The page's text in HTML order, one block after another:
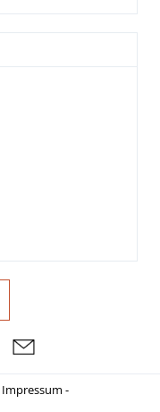
Impressum -